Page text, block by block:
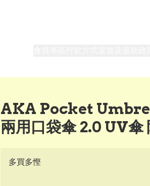
AKA Pocket
兩用口袋傘 2.0 UV傘
多買多慳